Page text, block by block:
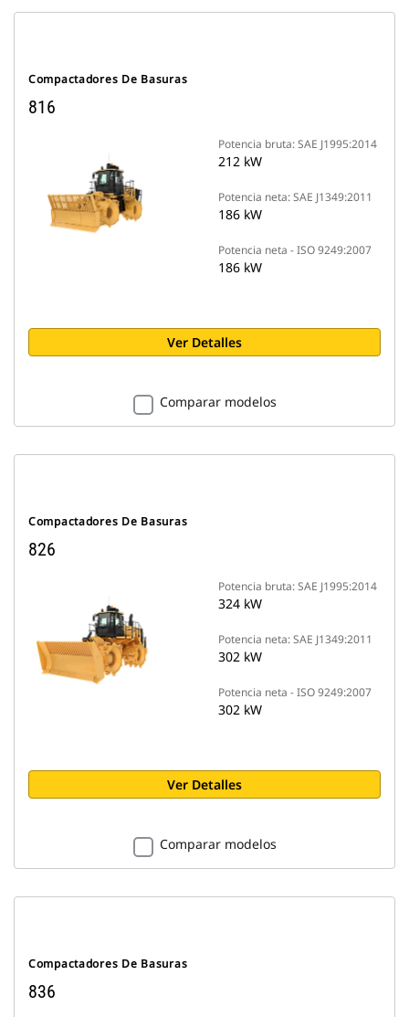
Compactadores De Basuras
816
Potencia bruta: SAE J1995:2014
212 kW
Potencia neta: SAE J1349:2011
186 kW
Potencia neta - ISO 9249:2007
186 kW
Ver Detalles
Comparar modelos
Compactadores De Basuras
826
Potencia bruta: SAE J1995:2014
324 kW
Potencia neta: SAE J1349:2011
302 kW
Potencia neta - ISO 9249:2007
302 kW
Ver Detalles
Comparar modelos
Compactadores De Basuras
836